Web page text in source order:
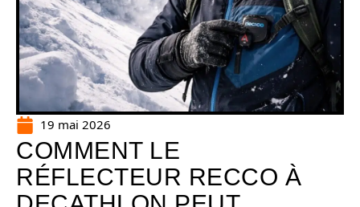
19 mai 2026
COMMENT LE
RÉFLECTEUR RECCO À